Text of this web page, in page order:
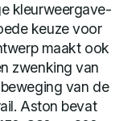
kleurweergave-
keuze voor
maakt ook
zwenking van
van de
Aston bevat